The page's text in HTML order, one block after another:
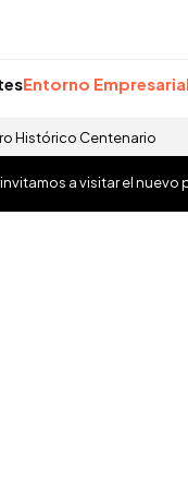
Entorno Empresarial
Histórico Centenario
invitamos a visitar el